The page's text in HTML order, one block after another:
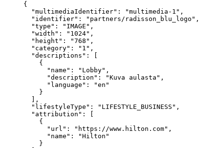
{
"multimediaIdentifier" : "multimedia-1 " ,
"identifier" : " partners/radisson_blu_logo " ,
"type" : " IMAGE " ,
"width" : " 1024" ,
"height" : "768 " ,
"category" : " 1 " ,
"descriptions" : [
{
"name" : " Lobby" ,
"description" : "Kuva aulasta " ,
"language" : "en "
}
],
"lifestyleType" : " LIFESTYLE_BUSINESS " ,
"attribution" : [
{
"url" : " https://www.hilton.com" ,
"name" : "Hilton "
}